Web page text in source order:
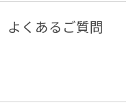
よくあるご質問